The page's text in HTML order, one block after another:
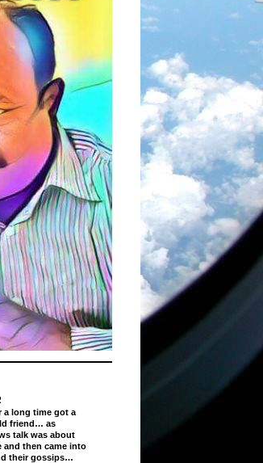
a long time got a
friend… as
talk was about
and then came into
their gossips…